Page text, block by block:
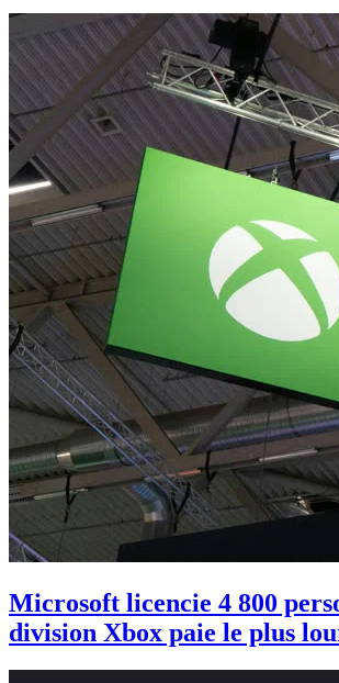
Microsoft licencie 4 800
division Xbox paie le plus